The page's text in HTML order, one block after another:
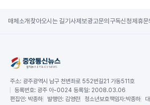
매체소개 찾아오시는 길기사제보광고문의 구독신청제휴문
주소: 광주광역시 남구 천변좌로 552번길21 가동511호
등록번호: 광주 아-0024 등록일: 2008.03.06
편집인: 박종하 발행인: 김영란 청소년보호책임자:박종하